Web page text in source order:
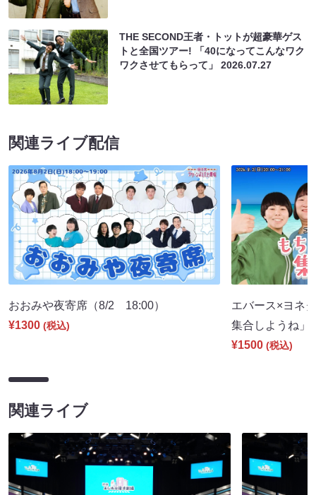
THE SECOND王者・トットが超豪華ゲス
トと全国ツアー! 「40になってこんなワク
ワクさせてもらって」2026.07.27
関連ライブ配信
おおみや夜寄席（8/2 18:00）
¥1300 (税込)
エバース×ヨネ
集合しようね
¥1500 (税込)
関連ライブ